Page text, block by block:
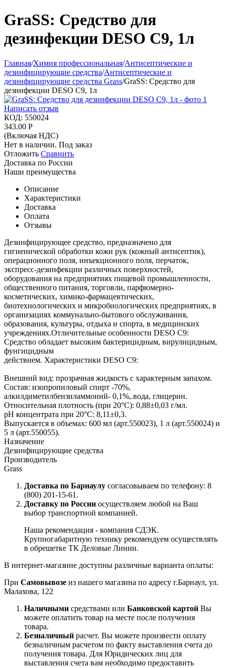
GraSS: Средство для
дезинфекции DESO С9, 1л
Главная/Химия профессиональная/Антисептические и
дезинфицирующие средства/Антисептические и
дезинфицирующие средства Grass/GraSS: Средство для
дезинфекции DESO С9, 1л
Написать отзыв
КОД: 550024
343.00 Р
(Включая НДС)
Нет в наличии. Под заказ
Отложить Сравнить
Доставка по России
Наши преимущества
Описание
Характеристики
Доставка
Оплата
Отзывы
Дезинфицирующее средство, предназначено для
гигиенической обработки кожи рук (кожный антисептик),
операционного поля, инъекционного поля, перчаток,
экспресс-дезинфекции различных поверхностей,
оборудования на предприятиях пищевой промышленности,
общественного питания, торговли, парфюмерно-
косметических, химико-фармацевтических,
биотехнологических и микробиологических предприятиях, в
организациях коммунально-бытового обслуживания,
образования, культуры, отдыха и спорта, в медицинских
учреждениях.Отличительные особенности DESO C9:
Средство обладает высоким бактерицидным, вирулицидным,
фунгицидным
действием. Характеристики DESO C9:
Внешний вид: прозрачная жидкость с характерным запахом.
Состав: изопропиловый спирт -70%,
алкилдиметилбензиламмоний- 0,1%,.вода, глицерин.
Относительная плотность (при 20°C): 0,88±0,03 г/мл.
pH концентрата при 20°C: 8,11±0,3.
Выпускается в объемах: 600 мл (арт.550023), 1 л (арт.550024) и
5 л (арт.550055).
Назначение
Дезинфицирующие средства
Производитель
Grass
Доставка по Барнаулу согласовываем по телефону: 8
(800) 201-15-61.
Доставку по России осуществляем любой на Ваш
выбор транспортной компанией.
Наша рекомендация - компания СДЭК.
Крупногабаритную технику рекомендуем осуществлять
в обрешетке ТК Деловые Линии.
В интернет-магазине доступны различные варианта оплаты:
При Самовывозе из нашего магазина по адресу г.Барнаул, ул.
Малахова, 122
Наличными средствами или Банковской картой Вы
можете оплатить товар на месте после получения
товара.
Безналичный расчет. Вы можете произвести оплату
безналичным расчетом по факту выставления счета до
получения товара. Для Юридических лиц для
выставления счета вам необходимо предоставить